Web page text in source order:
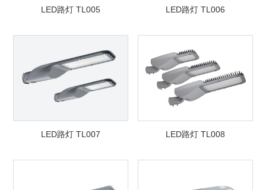
LED路灯 TL005 LED路灯 TL006
LED路灯 TL007 LED路灯 TL008